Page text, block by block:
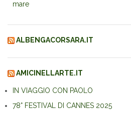
mare
ALBENGACORSARA.IT
AMICINELLARTE.IT
IN VIAGGIO CON PAOLO
78° FESTIVAL DI CANNES 2025